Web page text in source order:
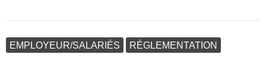
EMPLOYEUR/SALARIÉS RÉGLEMENTATION